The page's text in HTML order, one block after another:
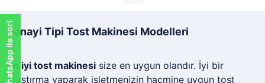
Sanayi Tipi Tost Makinesi Modelleri
En iyi tost makinesi size en uygun olandır. İyi bir
araştırma yaparak işletmenizin hacmine uygun tost
WhatsApp ile sor!